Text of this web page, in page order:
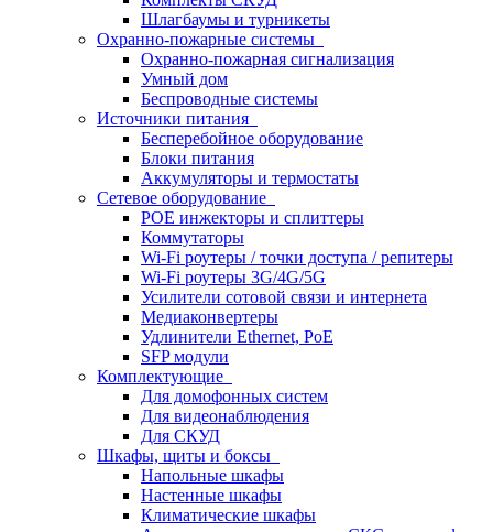
Шлагбаумы и турникеты
Охранно-пожарные системы
Охранно-пожарная сигнализация
Умный дом
Беспроводные системы
Источники питания
Бесперебойное оборудование
Блоки питания
Аккумуляторы и термостаты
Сетевое оборудование
POE инжекторы и сплиттеры
Коммутаторы
Wi-Fi роутеры / точки доступа / репитеры
Wi-Fi роутеры 3G/4G/5G
Усилители сотовой связи и интернета
Медиаконвертеры
Удлинители Ethernet, PoE
SFP модули
Комплектующие
Для домофонных систем
Для видеонаблюдения
Для СКУД
Шкафы, щиты и боксы
Напольные шкафы
Настенные шкафы
Климатические шкафы